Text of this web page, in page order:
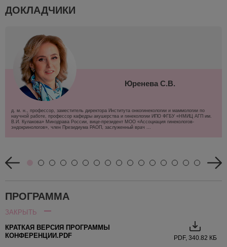
ДОКЛАДЧИКИ
Юренева С.В.
д. м. н., профессор, заместитель директора Института онкогинекологии и маммологии по
научной работе, профессор кафедры акушерства и гинекологии ИПО ФГБУ «НМИЦ АГП им.
В.И. Кулакова» Минздрава России, вице-президент МОО «Ассоциация гинекологов-
эндокринологов», член Президиума РАОП, заслуженный врач ...
ПРОГРАММА
ЗАКРЫТЬ
КРАТКАЯ ВЕРСИЯ ПРОГРАММЫ
КОНФЕРЕНЦИИ.PDF
PDF, 340.82 КБ